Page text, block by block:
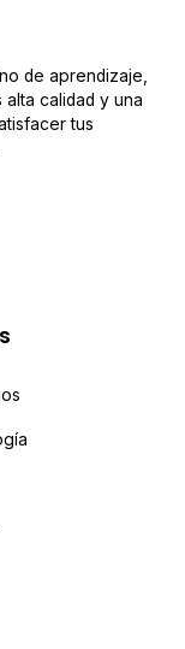
de aprendizaje,
calidad y una
tus